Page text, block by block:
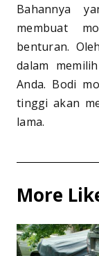
Bahannya
membuat
benturan.
dalam
Anda. Bodi
tinggi akan
lama.
More